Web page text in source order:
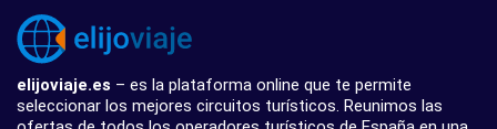
elijoviaje.es – es la plataforma online que te permite
seleccionar los mejores circuitos turísticos. Reunimos las